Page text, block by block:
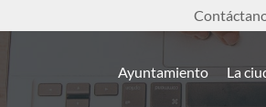
Ayuntamiento La